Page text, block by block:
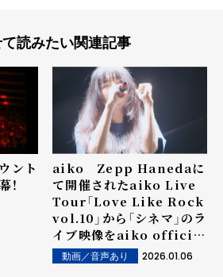
読みたい関連記事
ント
！
aiko Zepp Hanedaに
て開催されたaiko Live
Tour「Love Like Rock
vol.10」から「シネマ」のラ
イブ映像をaiko official
YouTube Channelにて
公開！
動画／音声あり 2026.01.06